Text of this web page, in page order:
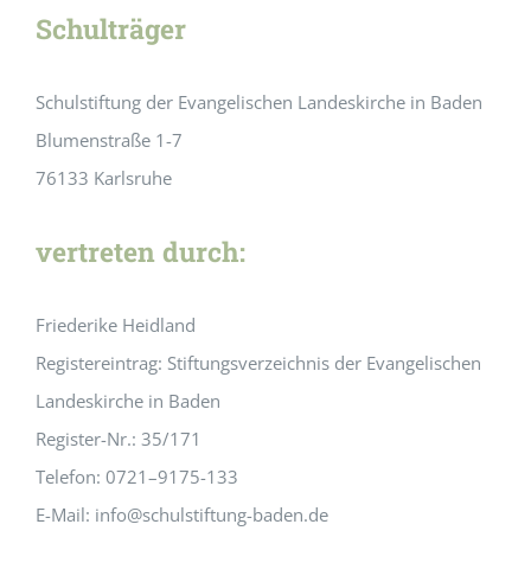
Schulträger
Schulstiftung der Evangelischen Landeskirche in Baden
Blumenstraße 1-7
76133 Karlsruhe
vertreten durch:
Friederike Heidland
Registereintrag: Stiftungsverzeichnis der Evangelischen
Landeskirche in Baden
Register-Nr.: 35/171
Telefon: 0721–9175-133
E-Mail: info@schulstiftung-baden.de